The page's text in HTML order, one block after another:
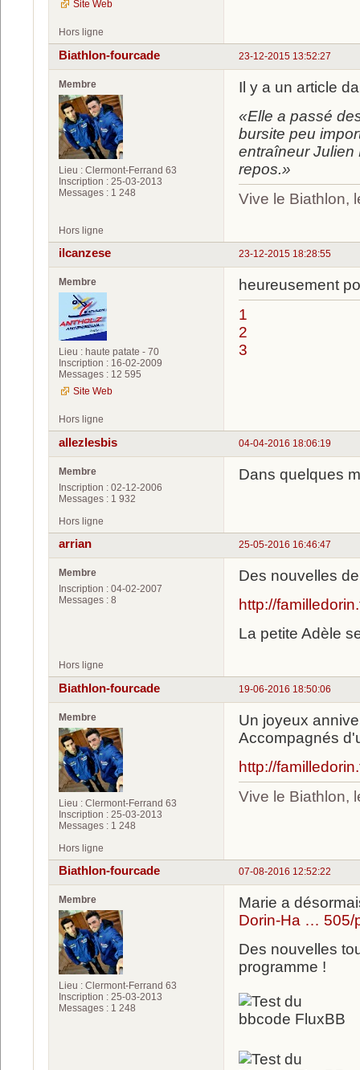
Site Web
Hors ligne
23-12-2015 13:52:27
Biathlon-fourcade
Membre
Lieu : Clermont-Ferrand 63
Inscription : 25-03-2013
Messages : 1 248
Il y a un article
«Elle a passé
bursite peu
entraîneur Julien
repos.»
Vive le Biathlon,
Hors ligne
23-12-2015 18:28:55
ilcanzese
Membre
Lieu : haute patate - 70
Inscription : 16-02-2009
Messages : 12 595
Site Web
heureusement
1
2
3
Hors ligne
04-04-2016 18:06:19
allezlesbis
Membre
Inscription : 02-12-2006
Messages : 1 932
Dans quelques
Hors ligne
25-05-2016 16:46:47
arrian
Membre
Inscription : 04-02-2007
Messages : 8
Des nouvelles
http://
La petite Adèle
Hors ligne
19-06-2016 18:50:06
Biathlon-fourcade
Membre
Lieu : Clermont-Ferrand 63
Inscription : 25-03-2013
Messages : 1 248
Un joyeux
Accompagnés
http://
Vive le Biathlon,
Hors ligne
07-08-2016 12:52:22
Biathlon-fourcade
Membre
Lieu : Clermont-Ferrand 63
Inscription : 25-03-2013
Messages : 1 248
Marie a
Dorin-Ha … 505/
Des nouvelles
programme !